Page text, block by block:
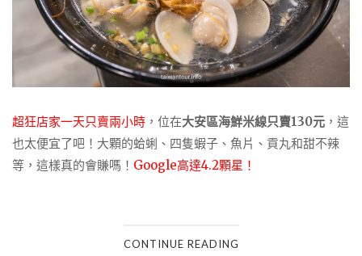
超狂店家一天只賣兩小時 ，位在大安區海鮮米線只賣130元 ，這
也太便宜了吧！大顆的蛤蜊、四隻蝦子、魚片、貢丸和甜不辣
等，這樣真的會賺嗎！ Google高達4.2顆星！
CONTINUE READING